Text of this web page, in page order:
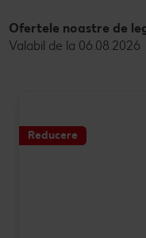
Ofertele noastre de
Valabil de la 06.08.2026
Reducere